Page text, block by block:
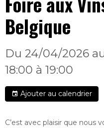
Belgique
Du 24/04/2026
18:00 à 19:00
Ajouter au calendrier
C’est avec plaisir que nous